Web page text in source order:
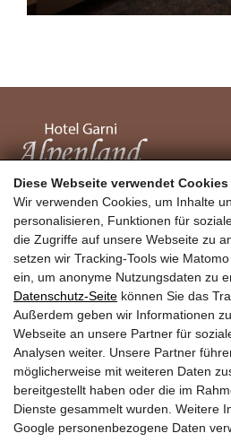
Diese Webseite verwendet Cookies
Wir verwenden Cookies, um Inhalte
personalisieren, Funktionen für
die Zugriffe auf unsere Webseite zu
setzen wir Tracking-Tools wie
ein, um anonyme Nutzungsdaten zu
Datenschutz-Seite können Sie das
Außerdem geben wir Informationen
Webseite an unsere Partner für
Analysen weiter. Unsere Partner
möglicherweise mit weiteren Daten
bereitgestellt haben oder die im
Dienste gesammelt wurden. Weitere
Google personenbezogene Daten
+43 5446 42 777
hotel@alpenland.tirol
Alpenland Hotel GmbH ****
Nassereinerstrasse 6
Anfrage
Buchen
Buchungsinfos
Lage & Anfahrt
Bildergalerie